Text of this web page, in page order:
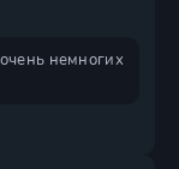
немногих